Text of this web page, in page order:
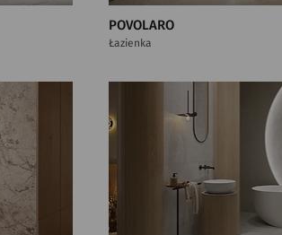
POVOLARO
Łazienka